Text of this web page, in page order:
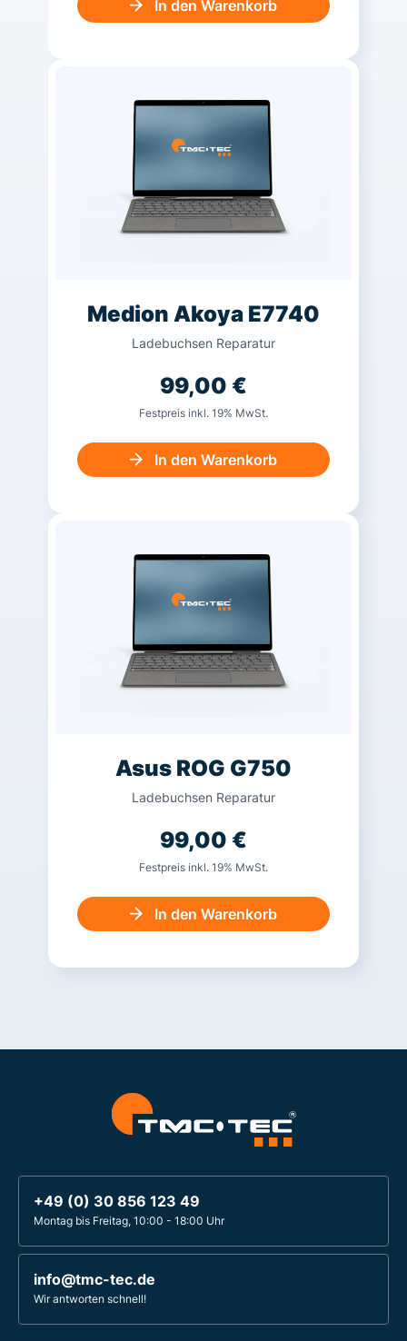
In den Warenkorb
Medion Akoya E7740
Ladebuchsen Reparatur
99,00 €
Festpreis inkl. 19% MwSt.
In den Warenkorb
Asus ROG G750
Ladebuchsen Reparatur
99,00 €
Festpreis inkl. 19% MwSt.
In den Warenkorb
+49 (0) 30 856 123 49
Montag bis Freitag, 10:00 - 18:00 Uhr
info@tmc-tec.de
Wir antworten schnell!